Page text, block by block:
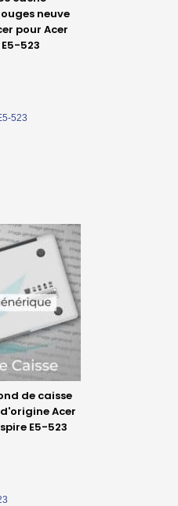
neuve
pour Acer
523
523
de caisse
Acer
E5-523